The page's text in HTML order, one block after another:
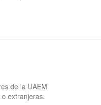
de la UAEM
extranjeras.